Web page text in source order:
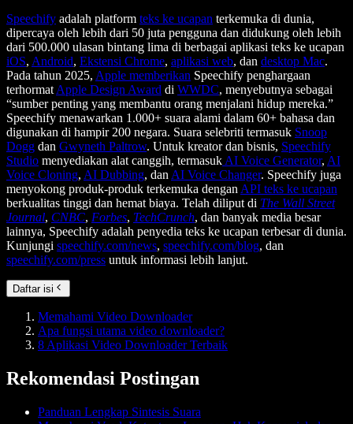
Speechify adalah platform teks ke ucapan terkemuka di dunia,
dipercaya oleh lebih dari 50 juta pengguna dan didukung oleh lebih
dari 500.000 ulasan bintang lima di berbagai aplikasi teks ke ucapan
iOS, Android, Ekstensi Chrome, aplikasi web, dan desktop Mac.
Pada tahun 2025, Apple memberikan Speechify penghargaan
terhormat Apple Design Award di WWDC, menyebutnya sebagai
“sumber penting yang membantu orang menjalani hidup mereka.”
Speechify menawarkan 1.000+ suara alami dalam 60+ bahasa dan
digunakan di hampir 200 negara. Suara selebriti termasuk Snoop
Dogg dan Gwyneth Paltrow. Untuk kreator dan bisnis, Speechify
Studio menyediakan alat canggih, termasuk AI Voice Generator, AI
Voice Cloning, AI Dubbing, dan AI Voice Changer. Speechify juga
menyokong produk-produk terkemuka dengan API teks ke ucapan
berkualitas tinggi dan hemat biaya. Telah diliput di The Wall Street
Journal, CNBC, Forbes, TechCrunch, dan banyak media besar
lainnya, Speechify adalah penyedia teks ke ucapan terbesar di dunia.
Kunjungi speechify.com/news, speechify.com/blog, dan
speechify.com/press untuk informasi lebih lanjut.
Daftar isi
Memahami Video Downloader
Apa fungsi utama video downloader?
8 Aplikasi Video Downloader Terbaik
Rekomendasi Postingan
Panduan Lengkap Sintesis Suara